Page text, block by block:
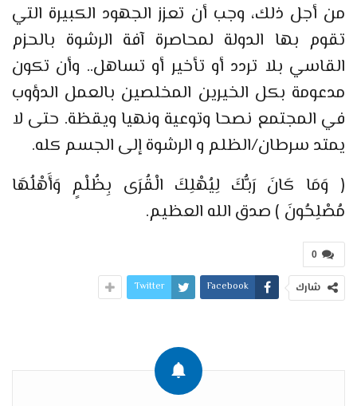
من أجل ذلك، وجب أن تعزز الجهود الكبيرة التي
تقوم بها الدولة لمحاصرة آفة الرشوة بالحزم
القاسي بلا تردد أو تأخير أو تساهل.. وأن تكون
مدعومة بكل الخيرين المخلصين بالعمل الدؤوب
في المجتمع نصحا وتوعية ونهيا ويقظة. حتى لا
يمتد سرطان/الظلم و الرشوة إلى الجسم كله.
﴿ وَمَا كَانَ رَبُّكَ لِيُهْلِكَ الْقُرَى بِظُلْمٍ وَأَهْلُهَا
مُصْلِحُونَ ﴾ صدق الله العظيم.
0
شارك Facebook
Twitter